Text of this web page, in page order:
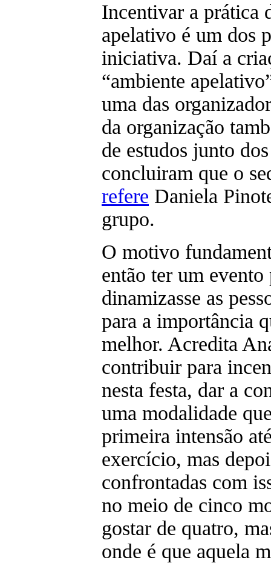
Incentivar a prática
apelativo é um dos
iniciativa. Daí a
“ambiente
uma das
da organização
de estudos junto
concluiram que o
refere Daniela
grupo.
O motivo
então ter um
dinamizasse as
para a importância
melhor. Acredita
contribuir para
nesta festa, dar a
uma modalidade
primeira intensão
exercício, mas
confrontadas com
no meio de cinco
gostar de quatro,
onde é que aquela